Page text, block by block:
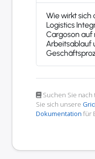
Wie wirkt sich
Logistics
Cargoson auf
Arbeitsablauf
Suchen Sie nach
Sie sich unsere
Dokumentation für